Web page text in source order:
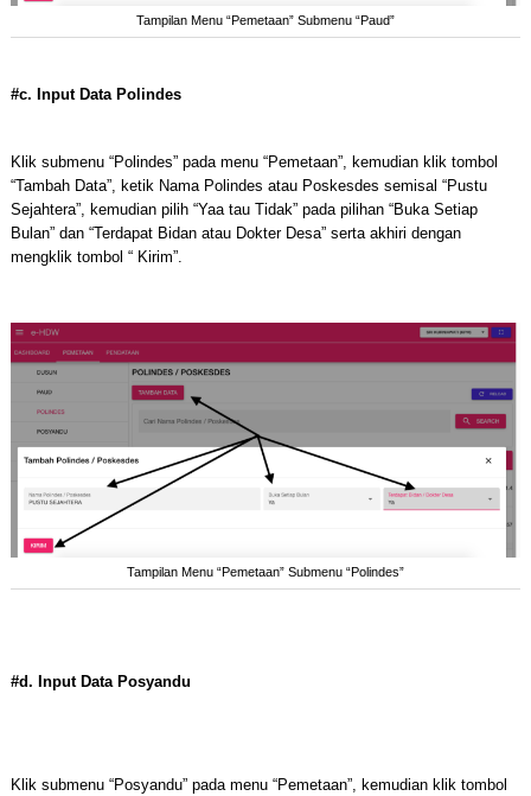
Tampilan Menu “Pemetaan” Submenu “Paud”
#c. Input Data Polindes
Klik submenu “Polindes” pada menu “Pemetaan”, kemudian klik tombol
“Tambah Data”, ketik Nama Polindes atau Poskesdes semisal “Pustu
Sejahtera”, kemudian pilih “Yaa tau Tidak” pada pilihan “Buka Setiap
Bulan” dan “Terdapat Bidan atau Dokter Desa” serta akhiri dengan
mengklik tombol “ Kirim”.
Tampilan Menu “Pemetaan” Submenu “Polindes”
#d. Input Data Posyandu
Klik submenu “Posyandu” pada menu “Pemetaan”, kemudian klik tombol